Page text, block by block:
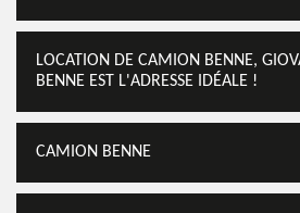
LOCATION DE CAMION BENNE,
BENNE EST L'ADRESSE IDÉALE !
CAMION BENNE